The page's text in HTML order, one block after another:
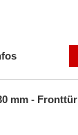
mm - Fronttür